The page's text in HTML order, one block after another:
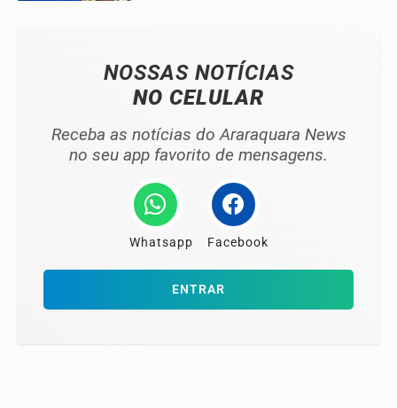
NOSSAS NOTÍCIAS
NO CELULAR
Receba as notícias do Araraquara News
no seu app favorito de mensagens.
Whatsapp Facebook
ENTRAR